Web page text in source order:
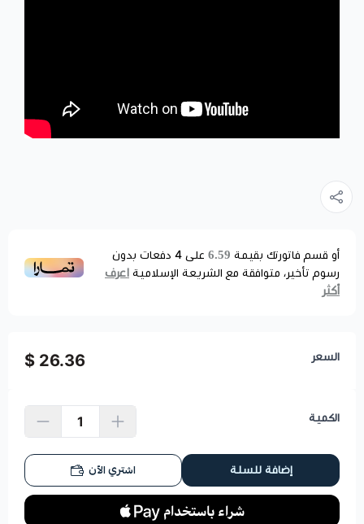
أو قسم فاتورتك بقيمة 6.59 على 4 دفعات بدون
رسوم تأخير، متوافقة مع الشريعة الإسلامية اعرف
أكثر
السعر 26.36 $
الكمية
إضافة للسلة اشتري الآن